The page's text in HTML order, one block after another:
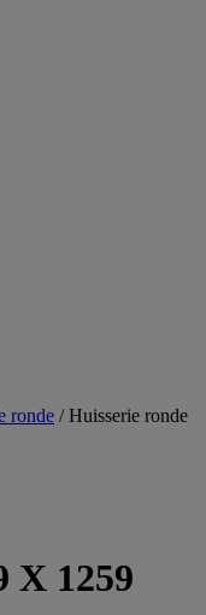
ronde / Huisserie ronde
X 1259